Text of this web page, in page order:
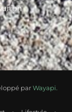
parWayapi.